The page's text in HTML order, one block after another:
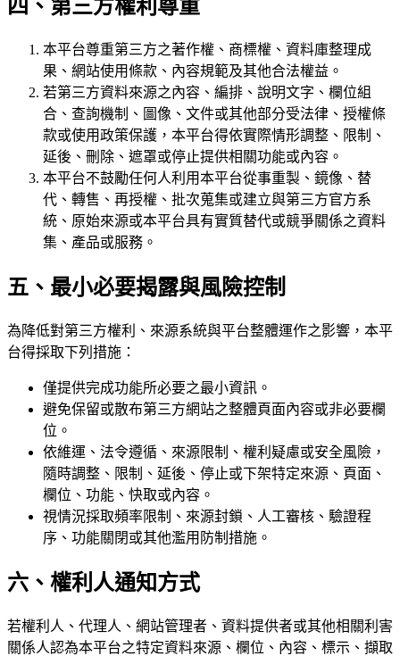
四、第三方權利尊重
本平台尊重第三方之著作權、商標權、資料庫整理成
果、網站使用條款、內容規範及其他合法權益。
若第三方資料來源之內容、編排、說明文字、欄位組
合、查詢機制、圖像、文件或其他部分受法律、授權條
款或使用政策保護，本平台得依實際情形調整、限制、
延後、刪除、遮罩或停止提供相關功能或內容。
本平台不鼓勵任何人利用本平台從事重製、鏡像、替
代、轉售、再授權、批次蒐集或建立與第三方官方系
統、原始來源或本平台具有實質替代或競爭關係之資料
集、產品或服務。
五、最小必要揭露與風險控制
為降低對第三方權利、來源系統與平台整體運作之影響，本平
台得採取下列措施：
僅提供完成功能所必要之最小資訊。
避免保留或散布第三方網站之整體頁面內容或非必要欄
位。
依維運、法令遵循、來源限制、權利疑慮或安全風險，
隨時調整、限制、延後、停止或下架特定來源、頁面、
欄位、功能、快取或內容。
視情況採取頻率限制、來源封鎖、人工審核、驗證程
序、功能關閉或其他濫用防制措施。
六、權利人通知方式
若權利人、代理人、網站管理者、資料提供者或其他相關利害
關係人認為本平台之特定資料來源、欄位、內容、標示、擷取